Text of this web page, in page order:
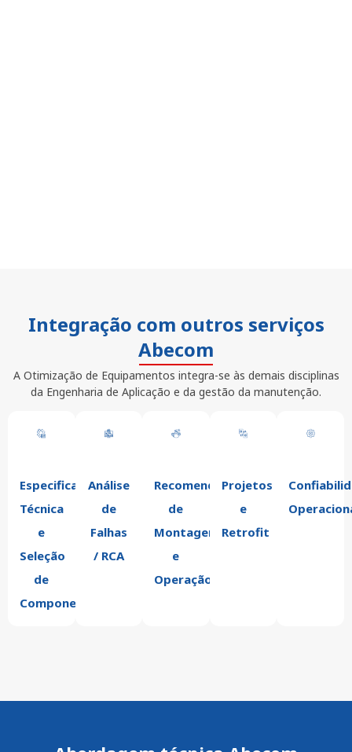
Integração com outros serviços
Abecom
A Otimização de Equipamentos integra-se às demais disciplinas
da Engenharia de Aplicação e da gestão da manutenção.
Especificação
Técnica
e
Seleção
de
Componentes
Análise
de
Falhas
/ RCA
Recomendações
de
Montagem
e
Operação
Projetos
e
Retrofit